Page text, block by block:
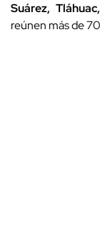
Suárez,
reúnen más de